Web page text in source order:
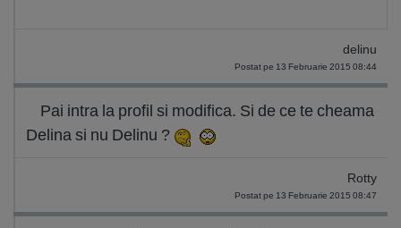
delinu
Postat pe 13 Februarie 2015 08:44
Pai intra la profil si modifica. Si de ce te cheama
Delina si nu Delinu ?
Rotty
Postat pe 13 Februarie 2015 08:47